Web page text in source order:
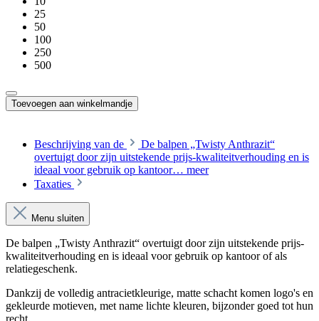
25
50
100
250
500
Toevoegen aan winkelmandje
Beschrijving van de
De balpen „Twisty Anthrazit“
overtuigt door zijn uitstekende prijs-kwaliteitverhouding en is
ideaal voor gebruik op kantoor… meer
Taxaties
Menu sluiten
De balpen „Twisty Anthrazit“ overtuigt door zijn uitstekende prijs-
kwaliteitverhouding en is ideaal voor gebruik op kantoor of als
relatiegeschenk.
Dankzij de volledig antracietkleurige, matte schacht komen logo's en
gekleurde motieven, met name lichte kleuren, bijzonder goed tot hun